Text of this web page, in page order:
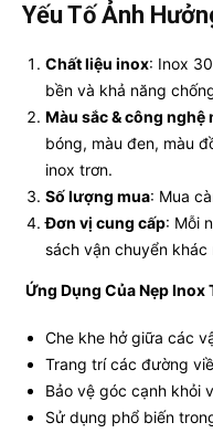
Yếu Tố Ảnh
Chất liệu inox: Inox
bền và khả năng
Màu sắc & công nghệ
bóng, màu đen, màu
inox trơn.
Số lượng mua: Mua
Đơn vị cung cấp: Mỗi
sách vận chuyển khác
Ứng Dụng Của Nẹp
Che khe hở giữa các
Trang trí các đường
Bảo vệ góc cạnh khỏi
Sử dụng phổ biến